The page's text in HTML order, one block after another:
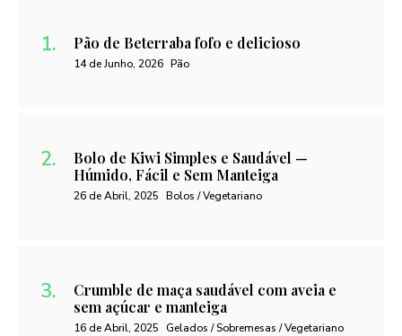
Pão de Beterraba fofo e delicioso
14 de Junho, 2026 Pão
Bolo de Kiwi Simples e Saudável —
Húmido, Fácil e Sem Manteiga
26 de Abril, 2025 Bolos / Vegetariano
Crumble de maça saudável com aveia e
sem açúcar e manteiga
16 de Abril, 2025 Gelados / Sobremesas / Vegetariano